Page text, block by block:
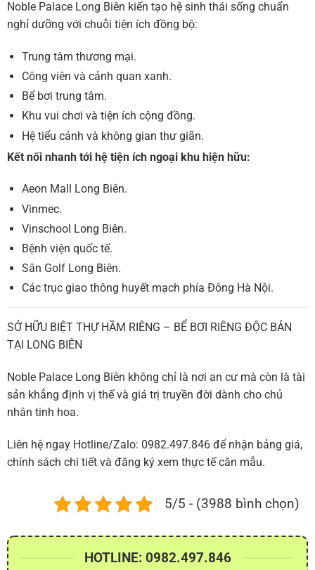
Noble Palace Long Biên kiến tạo hệ sinh thái sống chuẩn
nghỉ dưỡng với chuỗi tiện ích đồng bộ:
Trung tâm thương mại.
Công viên và cảnh quan xanh.
Bể bơi trung tâm.
Khu vui chơi và tiện ích cộng đồng.
Hệ tiểu cảnh và không gian thư giãn.
Kết nối nhanh tới hệ tiện ích ngoại khu hiện hữu:
Aeon Mall Long Biên.
Vinmec.
Vinschool Long Biên.
Bệnh viện quốc tế.
Sân Golf Long Biên.
Các trục giao thông huyết mạch phía Đông Hà Nội.
SỞ HỮU BIỆT THỰ HẦM RIÊNG – BỂ BƠI RIÊNG ĐỘC BẢN
TẠI LONG BIÊN
Noble Palace Long Biên không chỉ là nơi an cư mà còn là tài
sản khẳng định vị thế và giá trị truyền đời dành cho chủ
nhân tinh hoa.
Liên hệ ngay Hotline/Zalo: 0982.497.846 để nhận bảng giá,
chính sách chi tiết và đăng ký xem thực tế căn mẫu.
5/5 - (3988 bình chọn)
HOTLINE: 0982.497.846